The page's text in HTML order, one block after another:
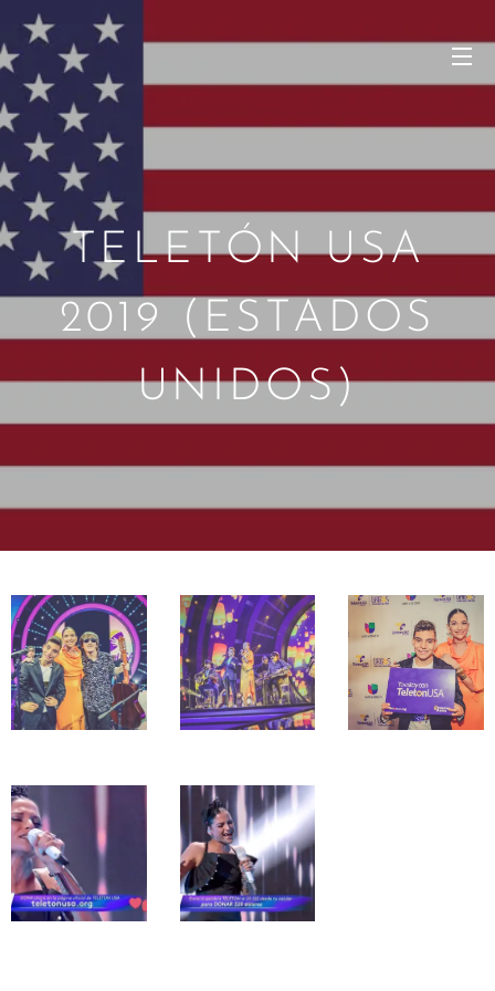
TELETÓN USA
2019 (ESTADOS
UNIDOS)